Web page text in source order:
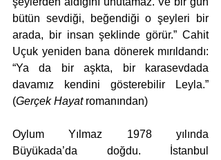
bütün sevdiği, beğendiği o şeyleri bir
arada, bir insan şeklinde görür.” Cahit
Uçuk yeniden bana dönerek mırıldandı:
“Ya da bir aşkta, bir karasevdada
davamız kendini gösterebilir Leyla.”
(Gerçek Hayat romanından)
Oylum Yılmaz 1978 yılında
Büyükada’da doğdu. İstanbul